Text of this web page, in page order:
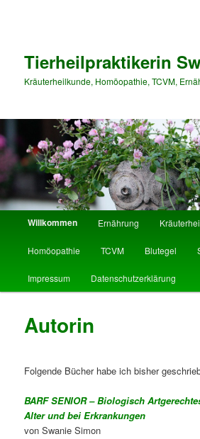
Tierheilpraktikerin
Kräuterheilkunde, Homöopathie, TCVM,
Hauptmenü
Zum Inhalt wechseln
Zum sekundären Inhalt wechseln
Willkommen Ernährung
Homöopathie TCVM Blutegel
Impressum Datenschutzerklärung
Autorin
Folgende Bücher habe ich bisher
BARF SENIOR – Biologisch
Alter und bei Erkrankungen
von Swanie Simon